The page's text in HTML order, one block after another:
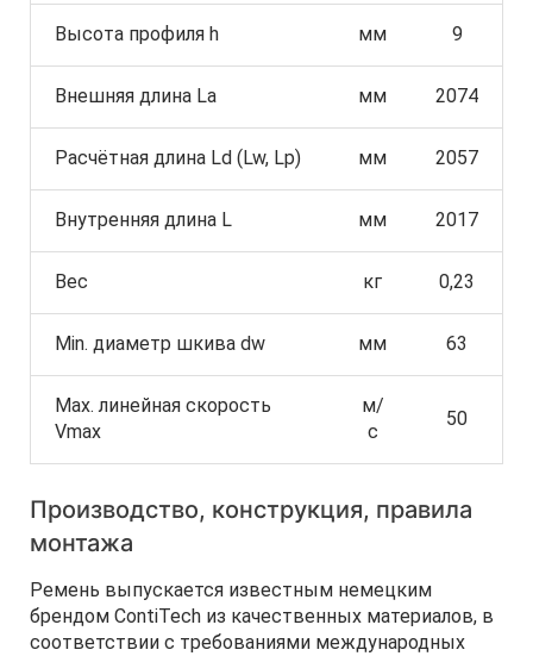
Высота профиля h мм 9
Внешняя длина La мм 2074
Расчётная длина Ld (Lw, Lp) мм 2057
Внутренняя длина L мм 2017
Вес кг 0,23
Min. диаметр шкива dw мм 63
Max. линейная скорость
Vmax
м/
с
50
Производство, конструкция, правила
монтажа
Ремень выпускается известным немецким
брендом ContiTech из качественных материалов, в
соответствии с требованиями международных